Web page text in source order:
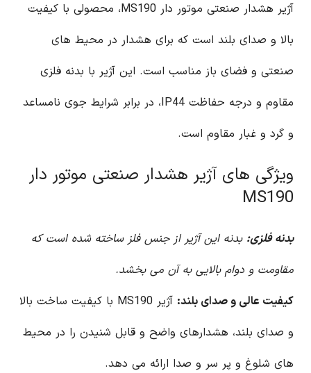
آژیر هشدار صنعتی موتور دار MS190، محصولی با کیفیت
بالا و صدای بلند است که برای هشدار در محیط های
صنعتی و فضای باز مناسب است. این آژیر با بدنه فلزی
مقاوم و درجه حفاظت IP44، در برابر شرایط جوی نامساعد
و گرد و غبار مقاوم است.
ویژگی های آژیر هشدار صنعتی موتور دار
MS190
بدنه فلزی: بدنه این آژیر از جنس فلز ساخته شده است که
مقاومت و دوام بالایی به آن می بخشد.
کیفیت عالی و صدای بلند:
آژیر MS190 با کیفیت ساخت بالا
و صدای بلند، هشدارهای واضح و قابل شنیدن را در محیط
های شلوغ و پر سر و صدا ارائه می دهد.